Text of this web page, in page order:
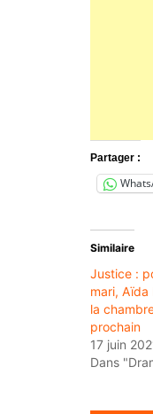
Partager :
Similaire
Justice :
mari,
la
prochain
17 juin
Dans